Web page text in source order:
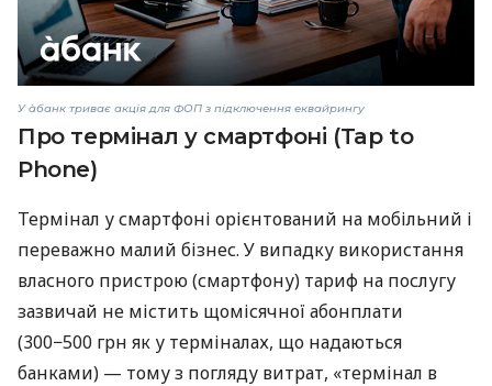
У àбанк триває акція для ФОП з підключення еквайрингу
Про термінал у смартфоні (Tap to
Phone)
Термінал у смартфоні орієнтований на мобільний і
переважно малий бізнес. У випадку використання
власного пристрою (смартфону) тариф на послугу
зазвичай не містить щомісячної абонплати
(300−500 грн як у терміналах, що надаються
банками) — тому з погляду витрат, «термінал в